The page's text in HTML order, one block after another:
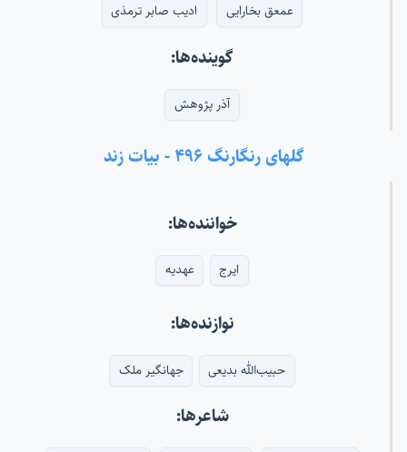
عمعق بخارایی
ادیب صابر ترمذی
گوینده‌ها:
آذر پژوهش
گلهای رنگارنگ ۴۹۶ - بیات زند
خواننده‌ها:
ایرج عهدیه
نوازنده‌ها:
حبیب‌الله بدیعی جهانگیر ملک
شاعرها: